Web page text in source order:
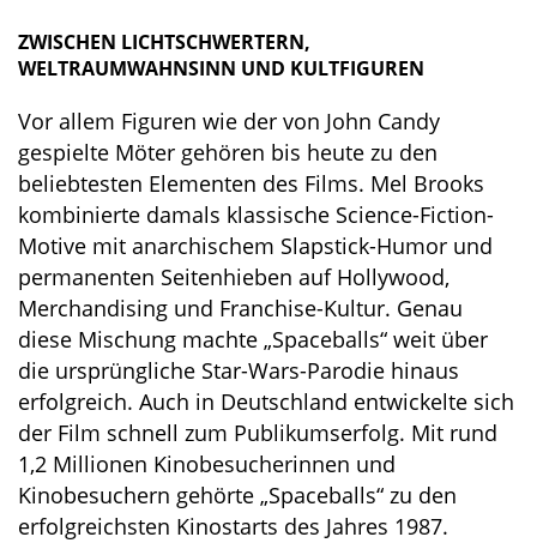
ZWISCHEN LICHTSCHWERTERN,
WELTRAUMWAHNSINN UND KULTFIGUREN
Vor allem Figuren wie der von John Candy
gespielte Möter gehören bis heute zu den
beliebtesten Elementen des Films. Mel Brooks
kombinierte damals klassische Science-Fiction-
Motive mit anarchischem Slapstick-Humor und
permanenten Seitenhieben auf Hollywood,
Merchandising und Franchise-Kultur. Genau
diese Mischung machte „Spaceballs“ weit über
die ursprüngliche Star-Wars-Parodie hinaus
erfolgreich. Auch in Deutschland entwickelte sich
der Film schnell zum Publikumserfolg. Mit rund
1,2 Millionen Kinobesucherinnen und
Kinobesuchern gehörte „Spaceballs“ zu den
erfolgreichsten Kinostarts des Jahres 1987.